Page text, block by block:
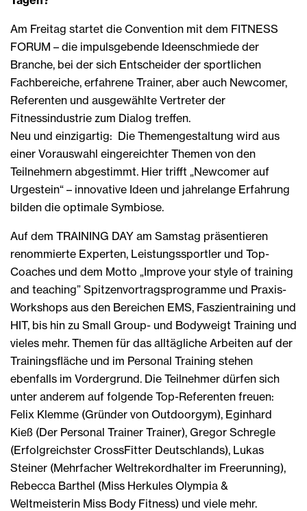
Am Freitag startet die Convention mit dem FITNESS
FORUM – die impulsgebende Ideenschmiede der
Branche, bei der sich Entscheider der sportlichen
Fachbereiche, erfahrene Trainer, aber auch Newcomer,
Referenten und ausgewählte Vertreter der
Fitnessindustrie zum Dialog treffen.
Neu und einzigartig: Die Themengestaltung wird aus
einer Vorauswahl eingereichter Themen von den
Teilnehmern abgestimmt. Hier trifft „Newcomer auf
Urgestein“ – innovative Ideen und jahrelange Erfahrung
bilden die optimale Symbiose.
Auf dem TRAINING DAY am Samstag präsentieren
renommierte Experten, Leistungssportler und Top-
Coaches und dem Motto „Improve your style of training
and teaching” Spitzenvortragsprogramme und Praxis-
Workshops aus den Bereichen EMS, Faszientraining und
HIT, bis hin zu Small Group- und Bodyweigt Training und
vieles mehr. Themen für das alltägliche Arbeiten auf der
Trainingsfläche und im Personal Training stehen
ebenfalls im Vordergrund. Die Teilnehmer dürfen sich
unter anderem auf folgende Top-Referenten freuen:
Felix Klemme (Gründer von Outdoorgym), Eginhard
Kieß (Der Personal Trainer Trainer), Gregor Schregle
(Erfolgreichster CrossFitter Deutschlands), Lukas
Steiner (Mehrfacher Weltrekordhalter im Freerunning),
Rebecca Barthel (Miss Herkules Olympia &
Weltmeisterin Miss Body Fitness) und viele mehr.